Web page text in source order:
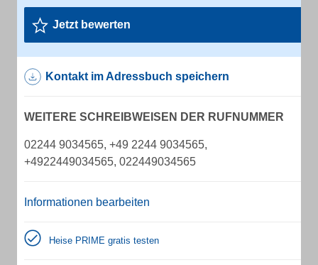
Jetzt bewerten
Kontakt im Adressbuch speichern
WEITERE SCHREIBWEISEN DER RUFNUMMER
02244 9034565, +49 2244 9034565,
+4922449034565, 022449034565
Informationen bearbeiten
Heise PRIME gratis testen